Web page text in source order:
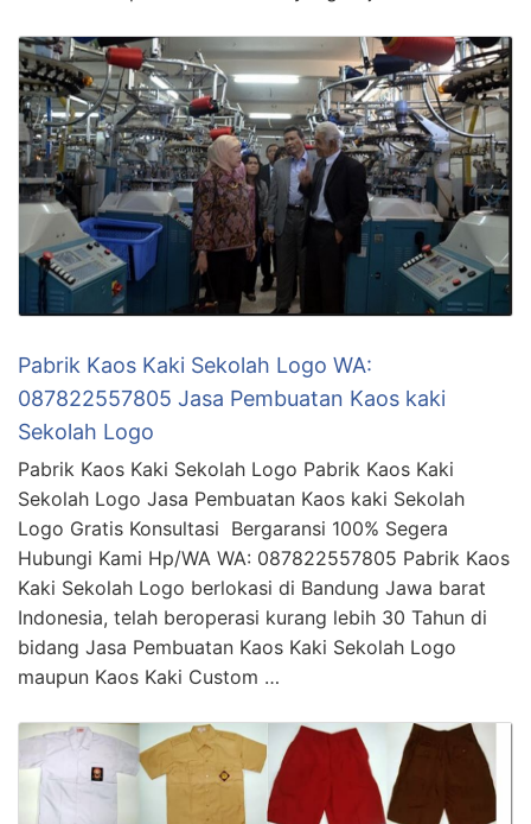
Pabrik Kaos Kaki Sekolah Logo WA:
087822557805 Jasa Pembuatan Kaos kaki
Sekolah Logo
Pabrik Kaos Kaki Sekolah Logo Pabrik Kaos Kaki
Sekolah Logo Jasa Pembuatan Kaos kaki Sekolah
Logo Gratis Konsultasi Bergaransi 100% Segera
Hubungi Kami Hp/WA WA: 087822557805 Pabrik Kaos
Kaki Sekolah Logo berlokasi di Bandung Jawa barat
Indonesia, telah beroperasi kurang lebih 30 Tahun di
bidang Jasa Pembuatan Kaos Kaki Sekolah Logo
maupun Kaos Kaki Custom …